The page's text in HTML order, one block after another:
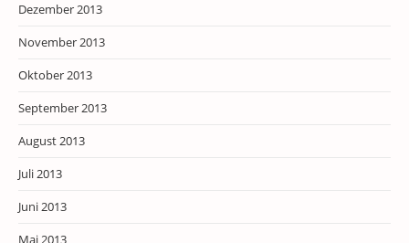
Dezember 2013
November 2013
Oktober 2013
September 2013
August 2013
Juli 2013
Juni 2013
Mai 2013